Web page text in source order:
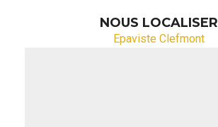
NOUS LOCALISER
Epaviste Clefmont